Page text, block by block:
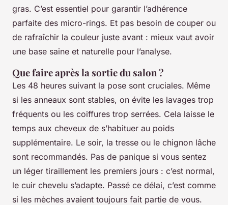
gras. C’est essentiel pour garantir l’adhérence
parfaite des micro-rings. Et pas besoin de couper ou
de rafraîchir la couleur juste avant : mieux vaut avoir
une base saine et naturelle pour l’analyse.
Que faire après la sortie du salon ?
Les 48 heures suivant la pose sont cruciales. Même
si les anneaux sont stables, on évite les lavages trop
fréquents ou les coiffures trop serrées. Cela laisse le
temps aux cheveux de s’habituer au poids
supplémentaire. Le soir, la tresse ou le chignon lâche
sont recommandés. Pas de panique si vous sentez
un léger tiraillement les premiers jours : c’est normal,
le cuir chevelu s’adapte. Passé ce délai, c’est comme
si les mèches avaient toujours fait partie de vous.